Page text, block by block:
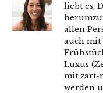
liebt es,
allen
auch mit
Luxus
mit zart-
werden